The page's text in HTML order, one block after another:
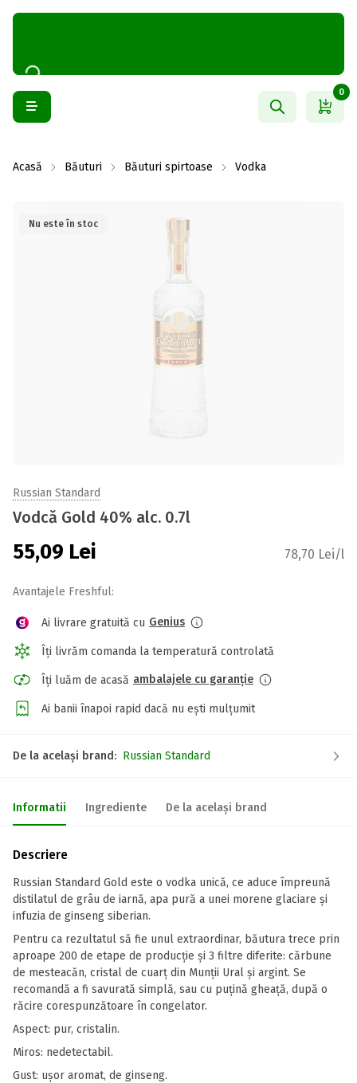
0
Acasă Băuturi Băuturi spirtoase Vodka
Nu este în stoc
Russian Standard
Vodcă Gold 40% alc. 0.7l
55,09 Lei 78,70 Lei/l
Avantajele Freshful:
Ai livrare gratuită cu Genius
Îți livrăm comanda la temperatură controlată
Îți luăm de acasă ambalajele cu garanție
Ai banii înapoi rapid dacă nu ești mulțumit
De la același brand: Russian Standard
Informatii Ingrediente De la același brand
Descriere
Russian Standard Gold este o vodka unică, ce aduce împreună
distilatul de grâu de iarnă, apa pură a unei morene glaciare și
infuzia de ginseng siberian.
Pentru ca rezultatul să fie unul extraordinar, băutura trece prin
aproape 200 de etape de producție și 3 filtre diferite: cărbune
de mesteacăn, cristal de cuarț din Munții Ural și argint. Se
recomandă a fi savurată simplă, sau cu puțină gheață, după o
răcire corespunzătoare în congelator.
Aspect: pur, cristalin.
Miros: nedetectabil.
Gust: ușor aromat, de ginseng.